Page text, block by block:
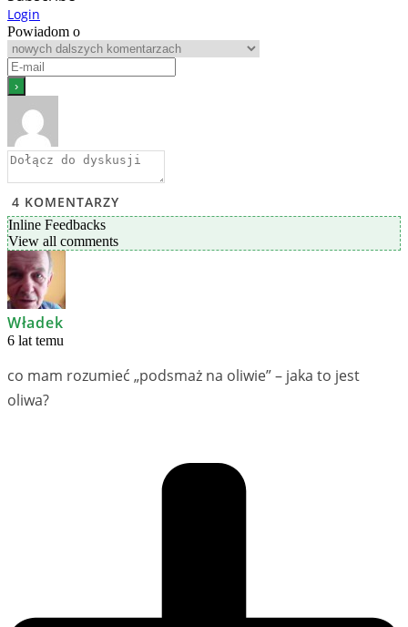
Login
Powiadom o
4 KOMENTARZY
Inline Feedbacks
View all comments
Władek
6 lat temu
co mam rozumieć „podsmaż na oliwie” – jaka to jest
oliwa?